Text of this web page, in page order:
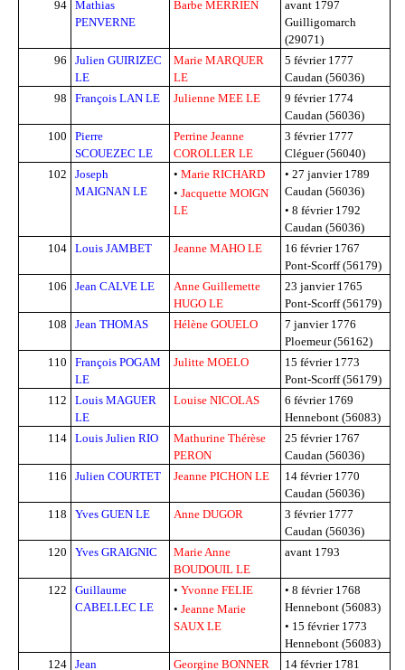
94 Mathias
PENVERNE
Barbe MERRIEN
avant 1797
Guilligomarch
(29071)
96
Julien GUIRIZEC
LE
Marie MARQUER
LE
5 février 1777
Caudan (56036)
98
François LAN LE Julienne MEE LE
9 février 1774
Caudan (56036)
100
Pierre
SCOUEZEC LE
Perrine Jeanne
COROLLER LE
3 février 1777
Cléguer (56040)
102
Joseph
MAIGNAN LE
• Marie RICHARD
• Jacquette MOIGN
LE
• 27 janvier 1789
Caudan (56036)
• 8 février 1792
Caudan (56036)
104 Louis JAMBET Jeanne MAHO LE
16 février 1767
Pont-Scorff (56179)
106
Jean CALVE LE
Anne Guillemette
HUGO LE
23 janvier 1765
Pont-Scorff (56179)
108
Jean THOMAS Hélène GOUELO
7 janvier 1776
Ploemeur (56162)
110
François POGAM
LE
Julitte MOELO
15 février 1773
Pont-Scorff (56179)
112
Louis MAGUER
LE
Louise NICOLAS
6 février 1769
Hennebont (56083)
114 Louis Julien RIO
Mathurine Thérèse
PERON
25 février 1767
Caudan (56036)
116
Julien COURTET Jeanne PICHON LE
14 février 1770
Caudan (56036)
118
Yves GUEN LE Anne DUGOR
3 février 1777
Caudan (56036)
120
Yves GRAIGNIC
Marie Anne
BOUDOUIL LE
avant 1793
122
Guillaume
CABELLEC LE
• Yvonne FELIE
• Jeanne Marie
SAUX LE
• 8 février 1768
Hennebont (56083)
• 15 février 1773
Hennebont (56083)
124 Jean
Georgine BONNER
14 février 1781